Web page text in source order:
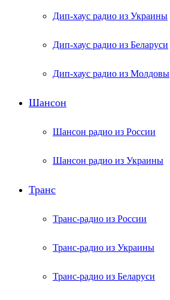
Дип-хаус радио из Украины
Дип-хаус радио из Беларуси
Дип-хаус радио из Молдовы
Шансон
Шансон радио из России
Шансон радио из Украины
Транс
Транс-радио из России
Транс-радио из Украины
Транс-радио из Беларуси